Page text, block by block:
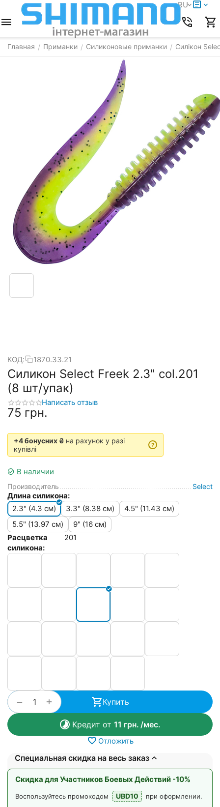
RU
Главная / Приманки / Силиконовые приманки / Силікон
КОД: 1870.33.21
Силикон Select Freek 2.3" col.201
(8 шт/упак)
Написать отзыв
‍75‍ грн.
+4 бонусних ₴ на рахунок у разі
купівлі
?
В наличии
Производитель Select
Длина силикона:
2.3" (4.3 см)
3.3" (8.38 см)
4.5" (11.43 см)
5.5" (13.97 см)
9" (16 см)
Расцветка
силикона:
201
+
− Купить
Кредит от 11 грн. /мес.
Отложить
Специальная скидка на весь заказ
Скидка для Участников Боевых Действий -10%
Воспользуйтесь промокодом UBD10 при оформлении.